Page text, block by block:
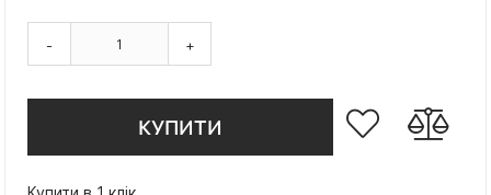
- +
КУПИТИ